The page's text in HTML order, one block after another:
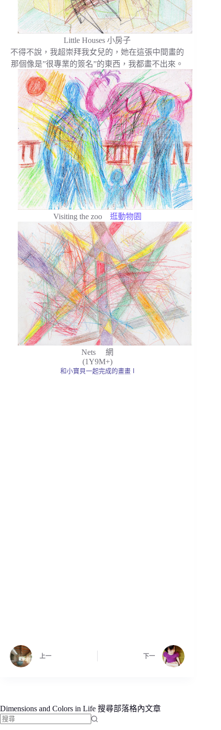
Little Houses 小房子
不得不說，我超崇拜我女兒的，她在這張中間畫的
那個像是”很專業的簽名”的東西，我都畫不出來。
Visiting the zoo 逛動物園
Nets 網
(1Y9M+)
和小寶貝一起完成的畫畫 I
上一 下一
Dimensions and Colors in Life 搜尋部落格內文章